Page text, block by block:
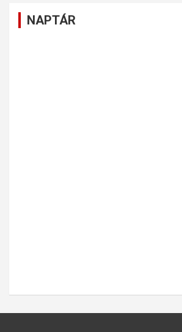
NAPTÁR